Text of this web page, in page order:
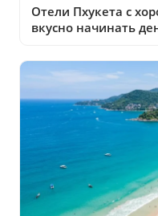
Отели Пхукета с
вкусно начинать